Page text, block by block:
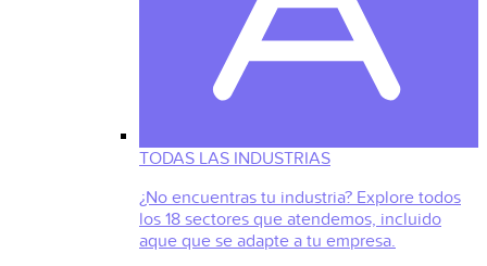
TODAS LAS INDUSTRIAS
¿No encuentras tu industria? Explore todos
los 18 sectores que atendemos, incluido
aque que se adapte a tu empresa.